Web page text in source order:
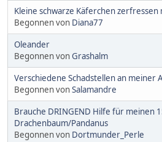
Kleine schwarze Käferchen
Begonnen von Diana77
Oleander
Begonnen vonGrashalm
Verschiedene Schadstellen an meiner
Begonnen vonSalamandre
Brauche DRINGEND Hilfe für meinen
Drachenbaum/Pandanus
Begonnen von Dortmunder_Perle